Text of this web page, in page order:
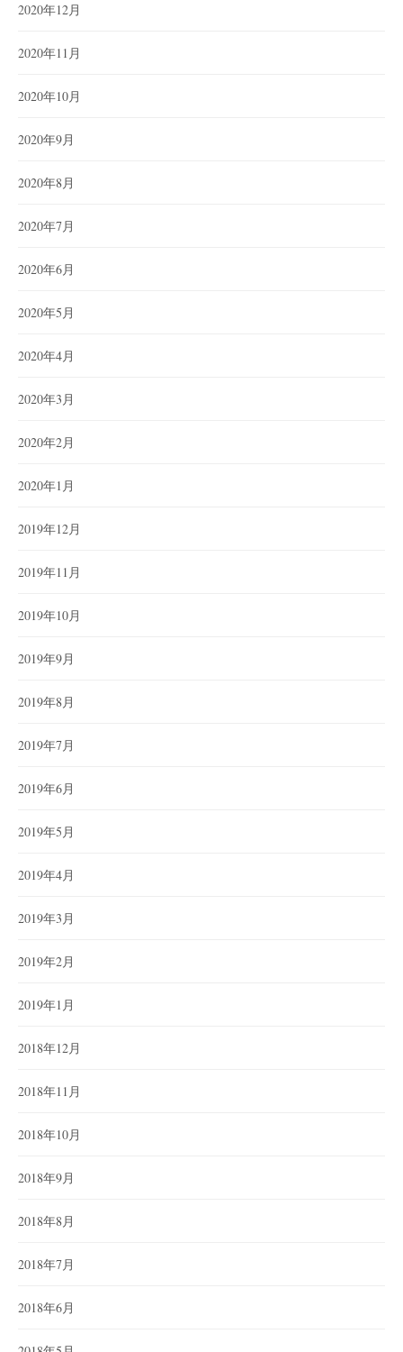
2020年12月
2020年11月
2020年10月
2020年9月
2020年8月
2020年7月
2020年6月
2020年5月
2020年4月
2020年3月
2020年2月
2020年1月
2019年12月
2019年11月
2019年10月
2019年9月
2019年8月
2019年7月
2019年6月
2019年5月
2019年4月
2019年3月
2019年2月
2019年1月
2018年12月
2018年11月
2018年10月
2018年9月
2018年8月
2018年7月
2018年6月